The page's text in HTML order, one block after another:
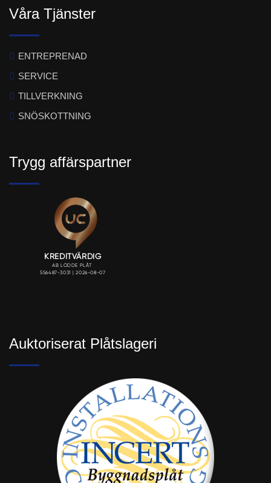
Våra Tjänster
ENTREPRENAD
SERVICE
TILLVERKNING
SNÖSKOTTNING
Trygg affärspartner
Auktoriserat Plåtslageri